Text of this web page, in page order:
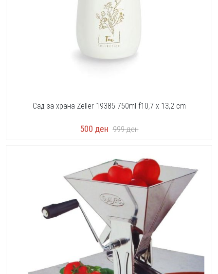
Сад за храна Zeller 19385 750ml f10,7 x 13,2 cm
500 ден 999ден